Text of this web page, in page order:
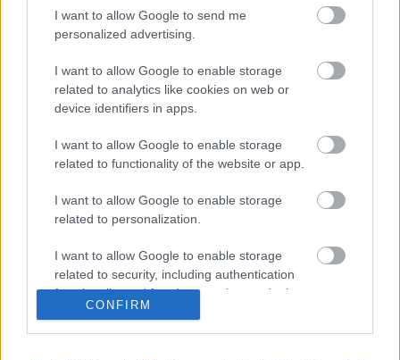
I want to allow Google to send me
personalized advertising.
I want to allow Google to enable storage
related to analytics like cookies on web or
device identifiers in apps.
I want to allow Google to enable storage
related to functionality of the website or app.
I want to allow Google to enable storage
related to personalization.
I want to allow Google to enable storage
related to security, including authentication
functionality and fraud prevention, and other
user protection.
CONFIRM
ajánlani az utasoknak;
ha a késés miatt egy, vagy több éjszakai
tartózkodás válik szükségessé, akkor
szállást kell biztosítani;
illetve, és ezt mindenki átélheti, aki járt valaha
aluljárók szabdalta budapesti pályaudvarokon
különös figyelmet kell fordítani a
mozgáskorlátozottak és a fogyatékkal élők
ellátására,mivel a rendelet alapján a
vasúttársaság és az állomások üzemeltetőinek a
kötelessége megoldani, hogy a peronok és a